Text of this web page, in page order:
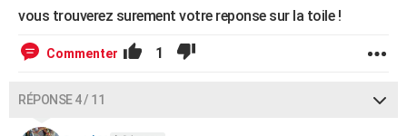
vous trouverez surement votre reponse sur la toile !
Commenter 1
RÉPONSE 4 / 11